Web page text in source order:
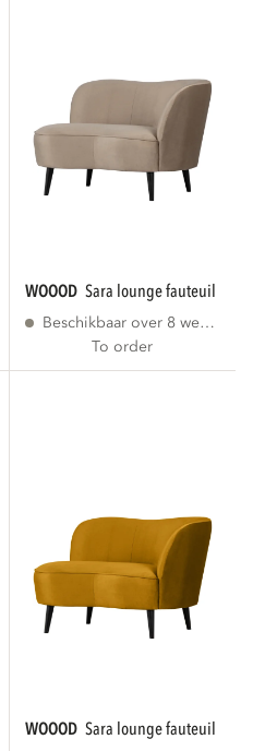
stof naturel...
WOOOD sara lounge fauteuil
Beschikbaar over 8 weken
To order
velvet...
WOOOD sara lounge fauteuil